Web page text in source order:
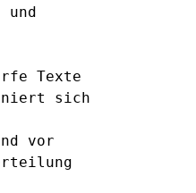
Texte
sich
vor